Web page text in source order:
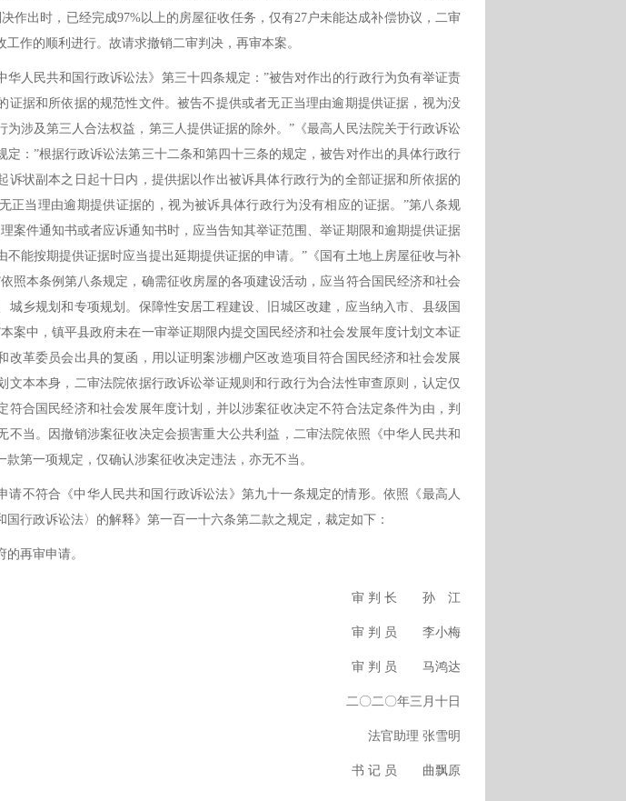
作出时，已经完成97%以上的房屋征收任务，仅有27户未能达成补偿协议，二审
作的顺利进行。故请求撤销二审判决，再审本案。
华人民共和国行政诉讼法》第三十四条规定：”被告对作出的行政行为负有举证责
证据和所依据的规范性文件。被告不提供或者无正当理由逾期提供证据，视为没
为涉及第三人合法权益，第三人提供证据的除外。”《最高人民法院关于行政诉讼
定：”根据行政诉讼法第三十二条和第四十三条的规定，被告对作出的具体行政行
诉状副本之日起十日内，提供据以作出被诉具体行政行为的全部证据和所依据的
正当理由逾期提供证据的，视为被诉具体行政行为没有相应的证据。”第八条规
案件通知书或者应诉通知书时，应当告知其举证范围、举证期限和逾期提供证据
不能按期提供证据时应当提出延期提供证据的申请。”《国有土地上房屋征收与补
照本条例第八条规定，确需征收房屋的各项建设活动，应当符合国民经济和社会
城乡规划和专项规划。保障性安居工程建设、旧城区改建，应当纳入市、县级国
案中，镇平县政府未在一审举证期限内提交国民经济和社会发展年度计划文本证
改革委员会出具的复函，用以证明案涉棚户区改造项目符合国民经济和社会发展
文本本身，二审法院依据行政诉讼举证规则和行政行为合法性审查原则，认定仅
符合国民经济和社会发展年度计划，并以涉案征收决定不符合法定条件为由，判
不当。因撤销涉案征收决定会损害重大公共利益，二审法院依照《中华人民共和
款第一项规定，仅确认涉案征收决定违法，亦无不当。
请不符合《中华人民共和国行政诉讼法》第九十一条规定的情形。依照《最高人
国行政诉讼法〉的解释》第一百一十六条第二款之规定，裁定如下：
再审申请。
审 判 长 孙 江
审 判 员 李小梅
审 判 员 马鸿达
二〇二〇年三月十日
法官助理 张雪明
书 记 员 曲飘原